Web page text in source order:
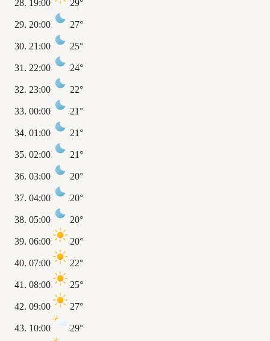
19:00 29°
20:00 27°
21:00 25°
22:00 24°
23:00 22°
00:00 21°
01:00 21°
02:00 21°
03:00 20°
04:00 20°
05:00 20°
06:00 20°
07:00 22°
08:00 25°
09:00 27°
10:00 29°